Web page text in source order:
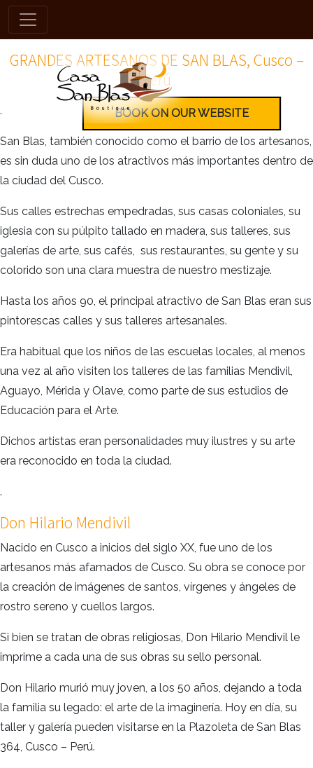
grandes-artesanos-de-san-blas
BOOK ON OUR WEBSITE
GRANDES ARTESANOS DE SAN BLAS, Cusco –
Perú
.
San Blas, también conocido como el barrio de los artesanos,
es sin duda uno de los atractivos más importantes dentro de
la ciudad del Cusco.
Sus calles estrechas empedradas, sus casas coloniales, su
iglesia con su púlpito tallado en madera, sus talleres, sus
galerías de arte, sus cafés, sus restaurantes, su gente y su
colorido son una clara muestra de nuestro mestizaje.
Hasta los años 90, el principal atractivo de San Blas eran sus
pintorescas calles y sus talleres artesanales.
Era habitual que los niños de las escuelas locales, al menos
una vez al año visiten los talleres de las familias Mendivil,
Aguayo, Mérida y Olave, como parte de sus estudios de
Educación para el Arte.
Dichos artistas eran personalidades muy ilustres y su arte
era reconocido en toda la ciudad.
.
Don Hilario Mendivil
Nacido en Cusco a inicios del siglo XX, fue uno de los
artesanos más afamados de Cusco. Su obra se conoce por
la creación de imágenes de santos, vírgenes y ángeles de
rostro sereno y cuellos largos.
Si bien se tratan de obras religiosas, Don Hilario Mendivil le
imprime a cada una de sus obras su sello personal.
Don Hilario murió muy joven, a los 50 años, dejando a toda
la familia su legado: el arte de la imaginería. Hoy en día, su
taller y galería pueden visitarse en la Plazoleta de San Blas
364, Cusco – Perú.